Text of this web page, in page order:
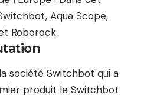
Aqua Scope,
Roborock.
société Switchbot qui a
produit le Switchbot